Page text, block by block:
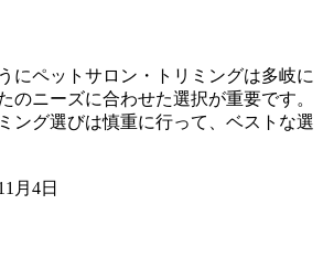
にペットサロン・トリミングは多岐に
のニーズに合わせた選択が重要です。
ング選びは慎重に行って、ベストな選
月4日